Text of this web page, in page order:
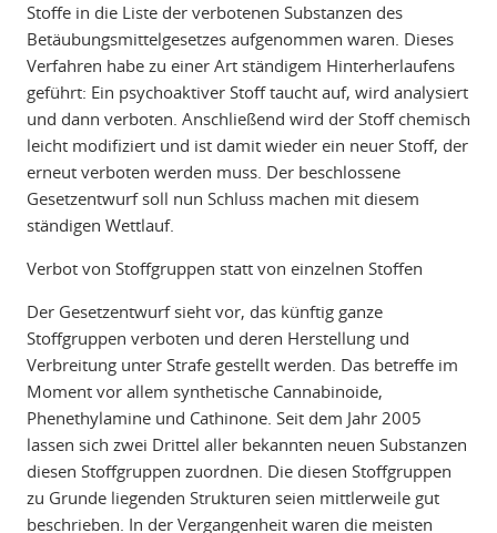
Stoffe in die Liste der verbotenen Substanzen des
Betäubungsmittelgesetzes aufgenommen waren. Dieses
Verfahren habe zu einer Art ständigem Hinterherlaufens
geführt: Ein psychoaktiver Stoff taucht auf, wird analysiert
und dann verboten. Anschließend wird der Stoff chemisch
leicht modifiziert und ist damit wieder ein neuer Stoff, der
erneut verboten werden muss. Der beschlossene
Gesetzentwurf soll nun Schluss machen mit diesem
ständigen Wettlauf.
Verbot von Stoffgruppen statt von einzelnen Stoffen
Der Gesetzentwurf sieht vor, das künftig ganze
Stoffgruppen verboten und deren Herstellung und
Verbreitung unter Strafe gestellt werden. Das betreffe im
Moment vor allem synthetische Cannabinoide,
Phenethylamine und Cathinone. Seit dem Jahr 2005
lassen sich zwei Drittel aller bekannten neuen Substanzen
diesen Stoffgruppen zuordnen. Die diesen Stoffgruppen
zu Grunde liegenden Strukturen seien mittlerweile gut
beschrieben. In der Vergangenheit waren die meisten